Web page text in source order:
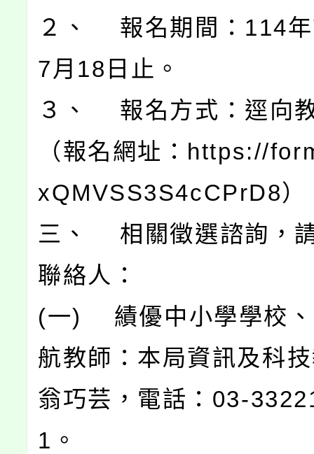
２、 報名期間：114
7月18日止。
３、 報名方式：逕向
（報名網址：https://
xQMVSS3S4cCPrD8）
三、 相關徵選諮詢，
聯絡人：
(一) 績優中小學學校、
航教師：本局資訊及科
翁巧芸，電話：03-
1。